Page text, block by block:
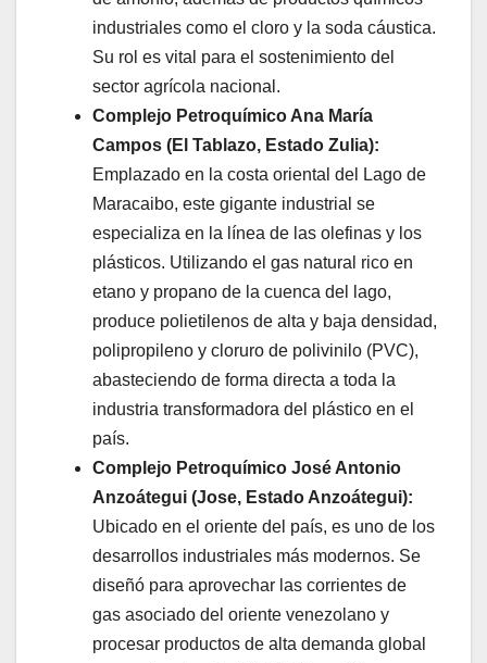
industriales como el cloro y la soda cáustica.
Su rol es vital para el sostenimiento del
sector agrícola nacional.
Complejo Petroquímico Ana María
Campos (El Tablazo, Estado Zulia):
Emplazado en la costa oriental del Lago de
Maracaibo, este gigante industrial se
especializa en la línea de las olefinas y los
plásticos. Utilizando el gas natural rico en
etano y propano de la cuenca del lago,
produce polietilenos de alta y baja densidad,
polipropileno y cloruro de polivinilo (PVC),
abasteciendo de forma directa a toda la
industria transformadora del plástico en el
país.
Complejo Petroquímico José Antonio
Anzoátegui (Jose, Estado Anzoátegui):
Ubicado en el oriente del país, es uno de los
desarrollos industriales más modernos. Se
diseñó para aprovechar las corrientes de
gas asociado del oriente venezolano y
procesar productos de alta demanda global